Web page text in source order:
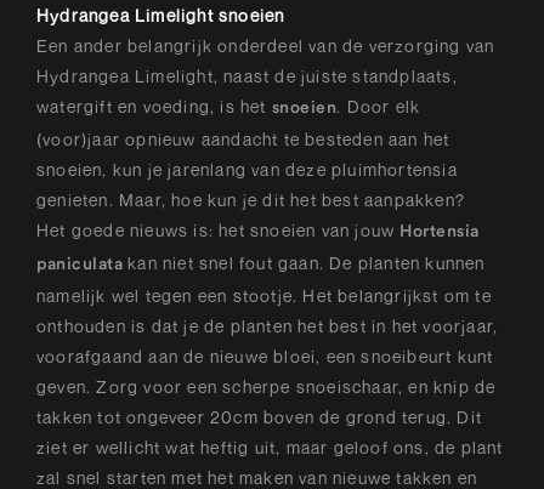
Hydrangea Limelight snoeien
Een ander belangrijk onderdeel van de verzorging van
Hydrangea Limelight, naast de juiste standplaats,
watergift en voeding, is het snoeien. Door elk
(voor)jaar opnieuw aandacht te besteden aan het
snoeien, kun je jarenlang van deze pluimhortensia
genieten. Maar, hoe kun je dit het best aanpakken?
Het goede nieuws is: het snoeien van jouw Hortensia
paniculata kan niet snel fout gaan. De planten kunnen
namelijk wel tegen een stootje. Het belangrijkst om te
onthouden is dat je de planten het best in het voorjaar,
voorafgaand aan de nieuwe bloei, een snoeibeurt kunt
geven. Zorg voor een scherpe snoeischaar, en knip de
takken tot ongeveer 20cm boven de grond terug. Dit
ziet er wellicht wat heftig uit, maar geloof ons, de plant
zal snel starten met het maken van nieuwe takken en